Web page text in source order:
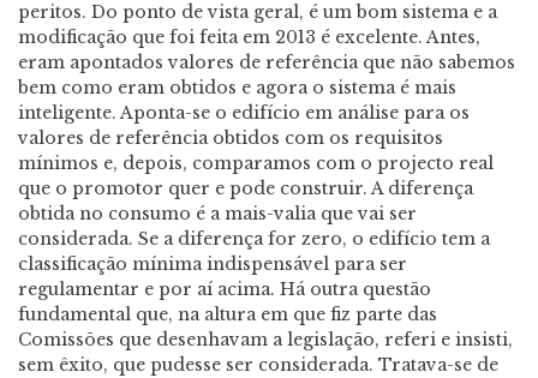
peritos. Do ponto de vista geral, é um bom sistema e a
modificação que foi feita em 2013 é excelente. Antes,
eram apontados valores de referência que não sabemos
bem como eram obtidos e agora o sistema é mais
inteligente. Aponta-se o edifício em análise para os
valores de referência obtidos com os requisitos
mínimos e, depois, comparamos com o projecto real
que o promotor quer e pode construir. A diferença
obtida no consumo é a mais-valia que vai ser
considerada. Se a diferença for zero, o edifício tem a
classificação mínima indispensável para ser
regulamentar e por aí acima. Há outra questão
fundamental que, na altura em que fiz parte das
Comissões que desenhavam a legislação, referi e insisti,
sem êxito, que pudesse ser considerada. Tratava-se de